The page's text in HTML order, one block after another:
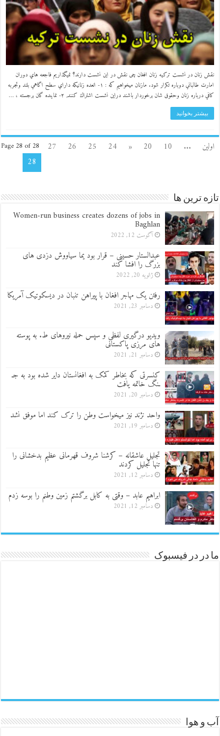
نقش زنان در نشست ترکیه زنان افغان چی نقش در این نشست دارند؟ نميگذاريم فاجعه هاي دوران
امارت طالباني دوباره تكرار شود. مازنان ميخواهيم كه : ١- انعده زنانيكه داراي سطح اگاهي بلند وتجربه
كافي درباره زنان وحقوق شان برخوردار باشند دراين نشست اشتراك كنند, ٢- نماينده گان برجسته ، …
بیشتر بخوانید
Page 28 of 28 اولین ...
10
20
«
24
25
26
27
28
تازه ترین ها
Women-run business creates dozens of jobs in
Baghlan
آگوست 12, 2022
عبدالستار حسینی – قرار بود یما سیاووش دزدی های
بزرگ را افشا کند
ژانویه 20, 2022
رفتن یک مهاجر افغان با پیراهن تنبان در دیسکوتیک آمریکا
دسامبر 23, 2021
ویدیو درگیری لفظی و سپس حمله نیروهای ط. به پوسته
های مرزی پاکستانی
دسامبر 21, 2021
کنسرتی که بخاطر کمک به افغانستان دایر شده بود به جـ
ـنگ خاتمه یافت
دسامبر 20, 2021
واحد نژند نیز میخواست وطن را ترک کند اما موفق نشد
دسامبر 19, 2021
تجلیل عاشقانه – کرشنا شروف قهرمانی عظیم بدخشانی را
تنها تجلیل کردند
دسامبر 12, 2021
ابراهیم عابد – وقتی به کابل برگشتم زمین وطنم را بوسه زدم
دسامبر 12, 2021
ما در در فیسبوک
آب و هوا